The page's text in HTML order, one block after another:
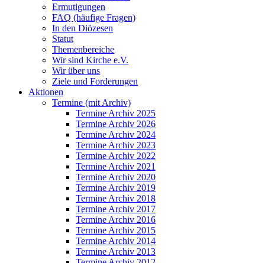
Ermutigungen
FAQ (häufige Fragen)
In den Diözesen
Statut
Themenbereiche
Wir sind Kirche e.V.
Wir über uns
Ziele und Forderungen
Aktionen
Termine (mit Archiv)
Termine Archiv 2025
Termine Archiv 2026
Termine Archiv 2024
Termine Archiv 2023
Termine Archiv 2022
Termine Archiv 2021
Termine Archiv 2020
Termine Archiv 2019
Termine Archiv 2018
Termine Archiv 2017
Termine Archiv 2016
Termine Archiv 2015
Termine Archiv 2014
Termine Archiv 2013